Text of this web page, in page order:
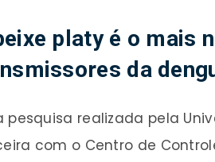
platy é o mais
da
pesquisa realizada pela
com o Centro de